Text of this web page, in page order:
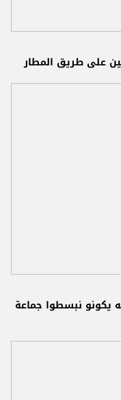
على طريق المطار
يكونو نبسطوا جماعة